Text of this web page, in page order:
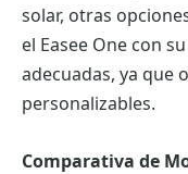
solar, otras
el Easee One con
adecuadas, ya que
personalizables.
Comparativa de